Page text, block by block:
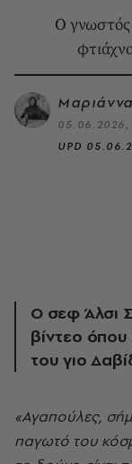
Ο γνωστός
05.06.2026,
UPD
Ο σεφ Άλσι
βίντεο όπου
του γιο
«Αγαπούλες, σήμερα θα φτιάξουμε το πιο όμορφο
παγωτό του